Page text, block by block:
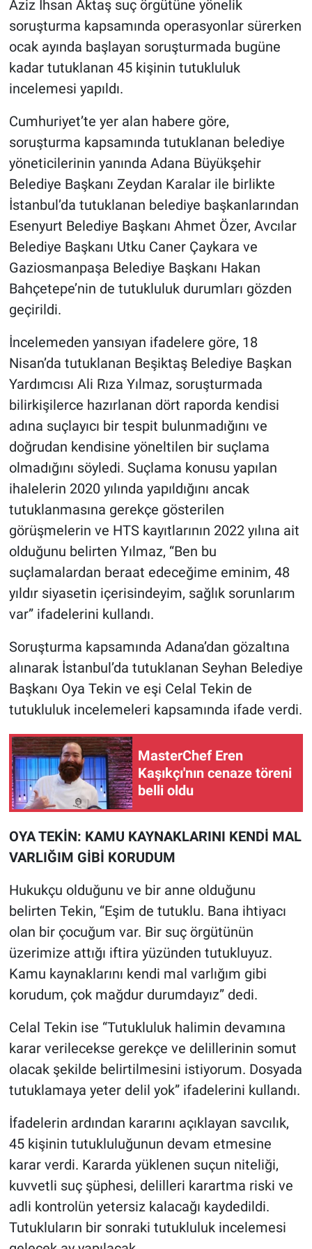
Aziz İhsan Aktaş suç örgütüne yönelik
soruşturma kapsamında operasyonlar sürerken
ocak ayında başlayan soruşturmada bugüne
kadar tutuklanan 45 kişinin tutukluluk
incelemesi yapıldı.
Cumhuriyet’te yer alan habere göre,
soruşturma kapsamında tutuklanan belediye
yöneticilerinin yanında Adana Büyükşehir
Belediye Başkanı Zeydan Karalar ile birlikte
İstanbul’da tutuklanan belediye başkanlarından
Esenyurt Belediye Başkanı Ahmet Özer, Avcılar
Belediye Başkanı Utku Caner Çaykara ve
Gaziosmanpaşa Belediye Başkanı Hakan
Bahçetepe’nin de tutukluluk durumları gözden
geçirildi.
İncelemeden yansıyan ifadelere göre, 18
Nisan’da tutuklanan Beşiktaş Belediye Başkan
Yardımcısı Ali Rıza Yılmaz, soruşturmada
bilirkişilerce hazırlanan dört raporda kendisi
adına suçlayıcı bir tespit bulunmadığını ve
doğrudan kendisine yöneltilen bir suçlama
olmadığını söyledi. Suçlama konusu yapılan
ihalelerin 2020 yılında yapıldığını ancak
tutuklanmasına gerekçe gösterilen
görüşmelerin ve HTS kayıtlarının 2022 yılına ait
olduğunu belirten Yılmaz, “Ben bu
suçlamalardan beraat edeceğime eminim, 48
yıldır siyasetin içerisindeyim, sağlık sorunlarım
var” ifadelerini kullandı.
Soruşturma kapsamında Adana’dan gözaltına
alınarak İstanbul’da tutuklanan Seyhan Belediye
Başkanı Oya Tekin ve eşi Celal Tekin de
tutukluluk incelemeleri kapsamında ifade verdi.
MasterChef Eren
Kaşıkçı'nın cenaze töreni
belli oldu
OYA TEKİN: KAMU KAYNAKLARINI KENDİ MAL
VARLIĞIM GİBİ KORUDUM
Hukukçu olduğunu ve bir anne olduğunu
belirten Tekin, “Eşim de tutuklu. Bana ihtiyacı
olan bir çocuğum var. Bir suç örgütünün
üzerimize attığı iftira yüzünden tutukluyuz.
Kamu kaynaklarını kendi mal varlığım gibi
korudum, çok mağdur durumdayız” dedi.
Celal Tekin ise “Tutukluluk halimin devamına
karar verilecekse gerekçe ve delillerinin somut
olacak şekilde belirtilmesini istiyorum. Dosyada
tutuklamaya yeter delil yok” ifadelerini kullandı.
İfadelerin ardından kararını açıklayan savcılık,
45 kişinin tutukluluğunun devam etmesine
karar verdi. Kararda yüklenen suçun niteliği,
kuvvetli suç şüphesi, delilleri karartma riski ve
adli kontrolün yetersiz kalacağı kaydedildi.
Tutukluların bir sonraki tutukluluk incelemesi
Gündem Özel
Günün görüntüsü
İlan
Kimdir
Koronavirüs
Kültür Sanat
Ne demişti
Nedir
Programlar
Sağlık
Spor
Teknoloji
Türkiye'nin Geleceği
Türkiye'nin Gündemi
Yerel Gündem
Canlı Yayın